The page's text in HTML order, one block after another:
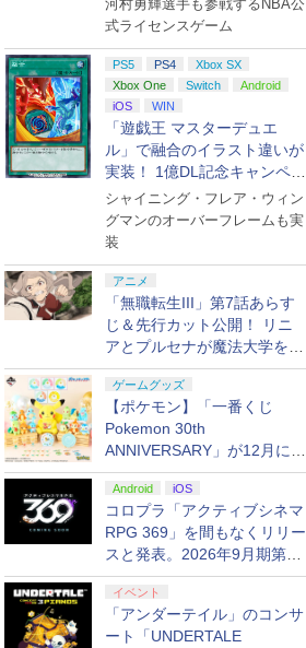
河村勇輝選手も参戦するNBA公
式ライセンスゲーム
PS5 PS4
Xbox SX
Xbox One
Switch
Android
iOS
WIN
「遊戯王 マスターデュエ
ル」で融合のイラスト違いが
実装！ 1億DL記念キャンペー
ン開催
シャイニング・フレア・ウィン
グマンのオーバーフレームも実
装
アニメ
「無職転生III」第7話あらす
じ＆先行カット公開！ リニ
アとプルセナが魔法大学を卒
業
ゲームグッズ
【ポケモン】「一番くじ
Pokemon 30th
ANNIVERSARY」が12月に再
販決定！ ピカチュウたちの
ぬいぐるみが当たる
Android iOS
コロプラ「アクティブシネマ
RPG 369」を間もなくリリー
スと発表。2026年9月期第3
四半期決算にて
イベント
「アンダーテイル」のコンサ
ート「UNDERTALE